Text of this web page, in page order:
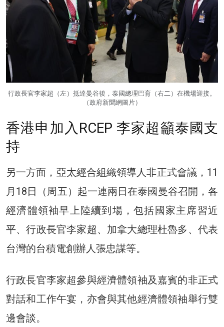
行政長官李家超（左）抵達曼谷後，泰國總理巴育（右二）在機場迎接。
（政府新聞網圖片）
香港申加入RCEP 李家超籲泰國支
持
另一方面，亞太經合組織領導人非正式會議，11
月18日（周五）起一連兩日在泰國曼谷召開，各
經濟體領袖早上陸續到場，包括國家主席習近
平、行政長官李家超、加拿大總理杜魯多、代表
台灣的台積電創辦人張忠謀等。
行政長官李家超參與經濟體領袖及嘉賓的非正式
對話和工作午宴，亦會與其他經濟體領袖舉行雙
邊會談。